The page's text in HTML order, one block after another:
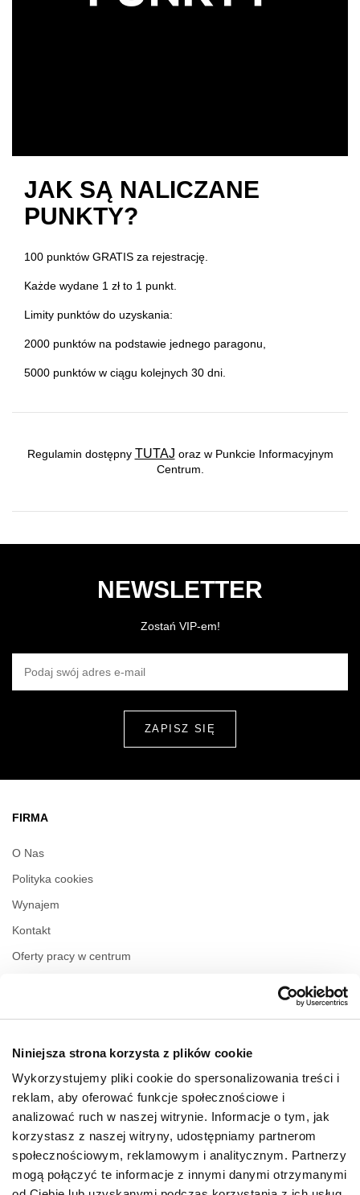
Niniejsza strona korzysta z plików cookie
Wykorzystujemy pliki cookie do spersonalizowania treści i
reklam, aby oferować funkcje społecznościowe i
analizować ruch w naszej witrynie. Informacje o tym, jak
korzystasz z naszej witryny, udostępniamy partnerom
społecznościowym, reklamowym i analitycznym. Partnerzy
mogą połączyć te informacje z innymi danymi otrzymanymi
JAK SĄ NALICZANE
PUNKTY?
100 punktów GRATIS za rejestrację.
Każde wydane 1 zł to 1 punkt.
Limity punktów do uzyskania:
2000 punktów na podstawie jednego paragonu,
5000 punktów w ciągu kolejnych 30 dni.
Regulamin dostępny TUTAJ oraz w Punkcie Informacyjnym
Centrum.
NEWSLETTER
Zostań VIP-em!
FIRMA
O Nas
Polityka cookies
Wynajem
Kontakt
Oferty pracy w centrum
GODZINY OTWARCIA
Poniedziałek
10:00 - 22:00
Środa
10:00 - 22:00
Czwartek
10:00 - 22:00
Piątek
10:00 - 22:00
Sobota
10:00 - 22:00